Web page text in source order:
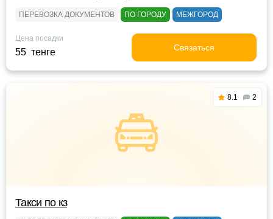
ПЕРЕВОЗКА ДОКУМЕНТОВ ПО ГОРОДУ МЕЖГОРОД
Цена посадки
55 тенге Связаться
8.1 2
Такси по кз